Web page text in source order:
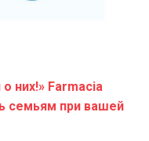
них!» Farmacia
семьям при вашей